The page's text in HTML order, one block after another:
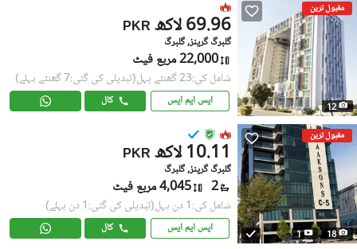
مقبول ترین
12
PKR 69.96 لاکھ
گلبرگ گرینز, گلبرگ
22,000 مربع فیٹ
شامل کی:23 گھنٹے پہل (تبدیلی کی گئی:7 گھنٹے پہلے)
ایس ایم ایس کال
مقبول ترین
18
1
PKR 10.11 لاکھ
گلبرگ گرینز, گلبرگ
2 4,045 مربع فیٹ
شامل کی:1 دن پہل (تبدیلی کی گئی:1 دن پہلے)
ایس ایم ایس کال